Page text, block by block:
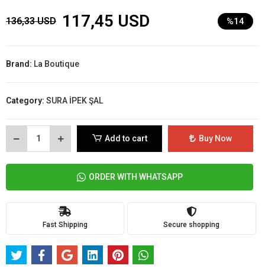
136,33 USD 117,45 USD %14
Brand: La Boutique
Category: SURA İPEK ŞAL
Add to cart Buy Now
ORDER WITH WHATSAPP
Fast Shipping Secure shopping